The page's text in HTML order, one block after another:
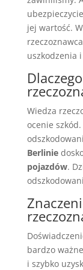
jej wartość.
uszkodzenia
Wiedza
ocenie
Berlinie
pojazdów.
bardzo
i szybko